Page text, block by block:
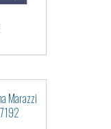
Marazzi